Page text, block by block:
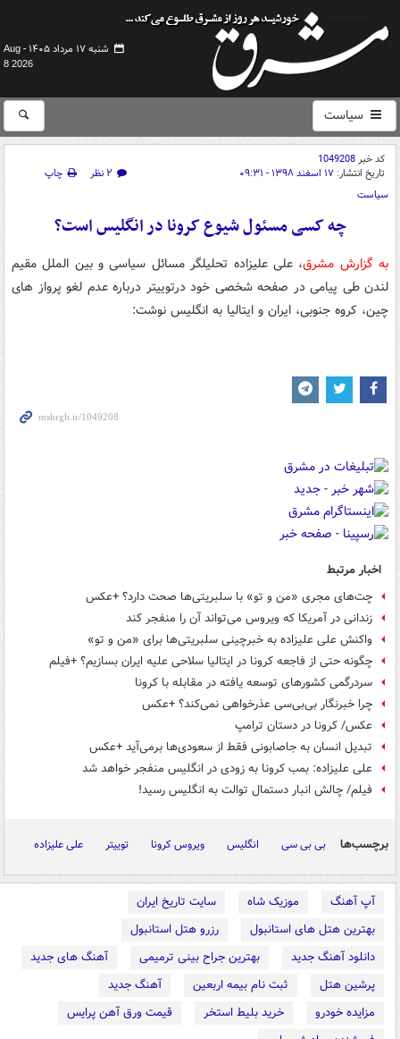
شنبه ۱۷ مرداد ۱۴۰۵ -
Aug
8 2026
سیاست
کد خبر1049208
تاریخ انتشار: ۱۷ اسفند ۱۳۹۸ - ۰۹:۳۱ ۲ نظر
چاپ
سیاست
چه کسی مسئول شیوع کرونا در انگلیس است؟
به گزارش مشرق، علی علیزاده تحلیلگر مسائل سیاسی و بین الملل مقیم
لندن طی پیامی در صفحه شخصی خود درتوییتر درباره عدم لغو پرواز های
چین، کروه جنوبی، ایران و ایتالیا به انگلیس نوشت:
اخبار مرتبط
چت‌های مجری «من و تو» با سلبریتی‌ها صحت دارد؟ +عکس
زندانی در آمریکا که ویروس می‌تواند آن را منفجر کند
واکنش علی علیزاده به خبرچینی سلبریتی‌ها برای «من و تو»
چگونه حتی از فاجعه کرونا در ایتالیا سلاحی علیه ایران بسازیم؟ +فیلم
سردرگمی کشورهای توسعه یافته در مقابله با کرونا
چرا خبرنگار بی‌بی‌سی عذرخواهی نمی‌کند؟ +عکس
عکس/ کرونا در دستان ترامپ
تبدیل انسان به جاصابونی فقط از سعودی‌ها برمی‌آید +عکس
علی علیزاده: بمب کرونا به زودی در انگلیس منفجر خواهد شد
فیلم/ چالش انبار دستمال توالت به انگلیس رسید!
برچسب‌ها بی بی سی انگلیس ویروس کرونا توییتر علی علیزاده
آپ آهنگ موزیک شاه
سایت تاریخ ایران
بهترین هتل های استانبول
رزرو هتل استانبول
دانلود آهنگ جدید
بهترین جراح بینی ترمیمی
آهنگ های جدید
پرشین هتل
ثبت نام بیمه اربعین
آهنگ جدید
مزایده خودرو
خرید بلیط استخر
قیمت ورق آهن پرایس